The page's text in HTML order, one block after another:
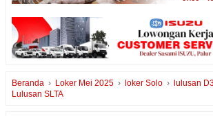
Beranda › Loker Mei 2025 › loker Solo › lulusan
Lulusan SLTA